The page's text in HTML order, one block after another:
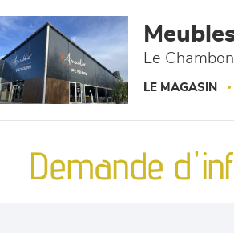
Le
LE MAGASIN
Demande